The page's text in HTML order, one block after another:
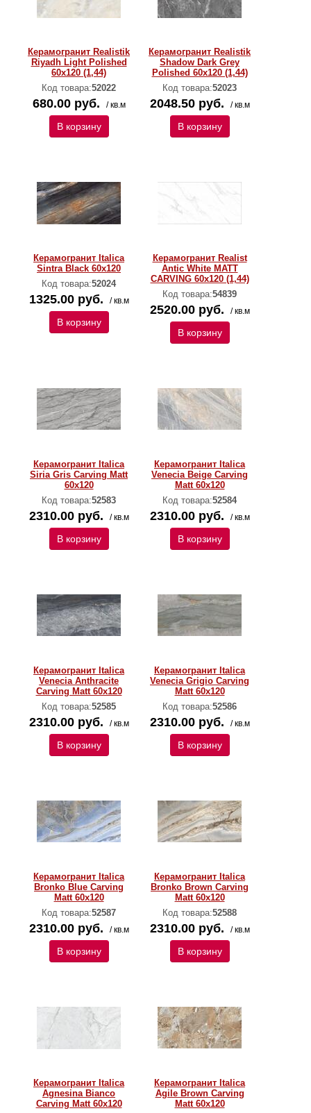
Керамогранит Realistik
Riyadh Light Polished
60x120 (1,44)
Код товара:52022
680.00 руб. / кв.м
В корзину
Керамогранит Realistik
Shadow Dark Grey
Polished 60x120 (1,44)
Код товара:52023
2048.50 руб. / кв.м
В корзину
Керамогранит Italica
Sintra Black 60x120
Код товара:52024
1325.00 руб. / кв.м
В корзину
Керамогранит Realist
Antic White MATT
CARVING 60x120 (1,44)
Код товара:54839
2520.00 руб. / кв.м
В корзину
Керамогранит Italica
Siria Gris Carving Matt
60x120
Код товара:52583
2310.00 руб. / кв.м
В корзину
Керамогранит Italica
Venecia Beige Carving
Matt 60x120
Код товара:52584
2310.00 руб. / кв.м
В корзину
Керамогранит Italica
Venecia Anthracite
Carving Matt 60x120
Код товара:52585
2310.00 руб. / кв.м
В корзину
Керамогранит Italica
Venecia Grigio Carving
Matt 60x120
Код товара:52586
2310.00 руб. / кв.м
В корзину
Керамогранит Italica
Bronko Blue Carving
Matt 60x120
Код товара:52587
2310.00 руб. / кв.м
В корзину
Керамогранит Italica
Bronko Brown Carving
Matt 60x120
Код товара:52588
2310.00 руб. / кв.м
В корзину
Керамогранит Italica
Agnesina Bianco
Carving Matt 60x120
Керамогранит Italica
Agile Brown Carving
Matt 60x120